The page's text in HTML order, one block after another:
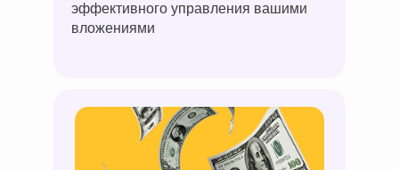
эффективного управления вашими
вложениями